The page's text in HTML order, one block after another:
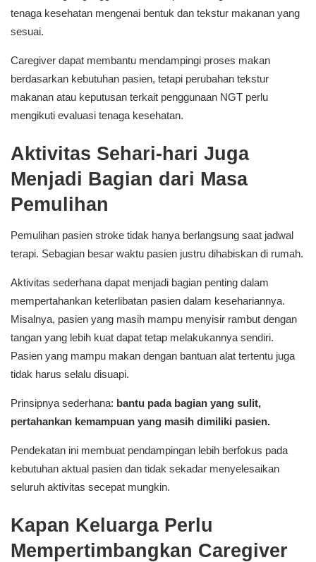
tenaga kesehatan mengenai bentuk dan tekstur makanan yang
sesuai.
Caregiver dapat membantu mendampingi proses makan
berdasarkan kebutuhan pasien, tetapi perubahan tekstur
makanan atau keputusan terkait penggunaan NGT perlu
mengikuti evaluasi tenaga kesehatan.
Aktivitas Sehari-hari Juga
Menjadi Bagian dari Masa
Pemulihan
Pemulihan pasien stroke tidak hanya berlangsung saat jadwal
terapi. Sebagian besar waktu pasien justru dihabiskan di rumah.
Aktivitas sederhana dapat menjadi bagian penting dalam
mempertahankan keterlibatan pasien dalam kesehariannya.
Misalnya, pasien yang masih mampu menyisir rambut dengan
tangan yang lebih kuat dapat tetap melakukannya sendiri.
Pasien yang mampu makan dengan bantuan alat tertentu juga
tidak harus selalu disuapi.
Prinsipnya sederhana: bantu pada bagian yang sulit,
pertahankan kemampuan yang masih dimiliki pasien.
Pendekatan ini membuat pendampingan lebih berfokus pada
kebutuhan aktual pasien dan tidak sekadar menyelesaikan
seluruh aktivitas secepat mungkin.
Kapan Keluarga Perlu
Mempertimbangkan Caregiver